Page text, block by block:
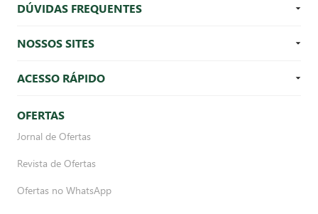
DÚVIDAS FREQUENTES
NOSSOS SITES
ACESSO RÁPIDO
OFERTAS
Jornal de Ofertas
Revista de Ofertas
Ofertas no WhatsApp